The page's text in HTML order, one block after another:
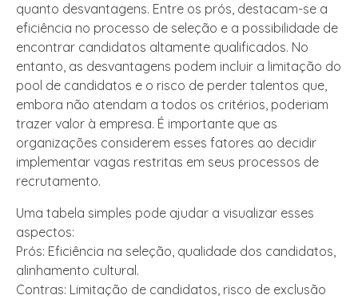
quanto desvantagens. Entre os prós, destacam-se a
eficiência no processo de seleção e a possibilidade de
encontrar candidatos altamente qualificados. No
entanto, as desvantagens podem incluir a limitação do
pool de candidatos e o risco de perder talentos que,
embora não atendam a todos os critérios, poderiam
trazer valor à empresa. É importante que as
organizações considerem esses fatores ao decidir
implementar vagas restritas em seus processos de
recrutamento.
Uma tabela simples pode ajudar a visualizar esses
aspectos:
Prós: Eficiência na seleção, qualidade dos candidatos,
alinhamento cultural.
Contras: Limitação de candidatos, risco de exclusão